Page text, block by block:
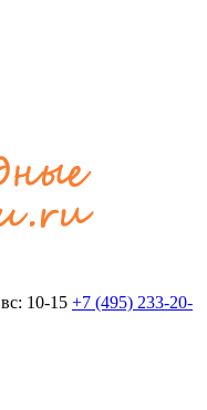
10-15 +7 (495) 233-20-